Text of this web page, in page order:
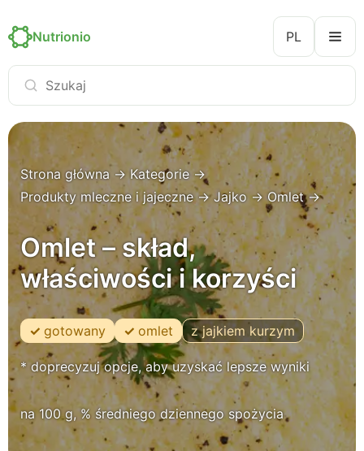
Nutrionio PL
Strona główna → Kategorie→
Produkty mleczne i jajeczne→Jajko→Omlet→
Omlet – skład,
właściwości i korzyści
gotowany omlet z jajkiem kurzym
* doprecyzuj opcje, aby uzyskać lepsze wyniki
na 100 g, % średniego dziennego spożycia